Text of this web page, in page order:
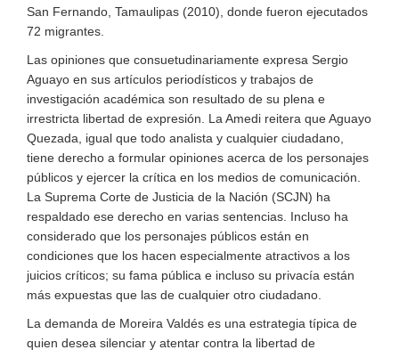
San Fernando, Tamaulipas (2010), donde fueron ejecutados
72 migrantes.
Las opiniones que consuetudinariamente expresa Sergio
Aguayo en sus artículos periodísticos y trabajos de
investigación académica son resultado de su plena e
irrestricta libertad de expresión. La Amedi reitera que Aguayo
Quezada, igual que todo analista y cualquier ciudadano,
tiene derecho a formular opiniones acerca de los personajes
públicos y ejercer la crítica en los medios de comunicación.
La Suprema Corte de Justicia de la Nación (SCJN) ha
respaldado ese derecho en varias sentencias. Incluso ha
considerado que los personajes públicos están en
condiciones que los hacen especialmente atractivos a los
juicios críticos; su fama pública e incluso su privacía están
más expuestas que las de cualquier otro ciudadano.
La demanda de Moreira Valdés es una estrategia típica de
quien desea silenciar y atentar contra la libertad de